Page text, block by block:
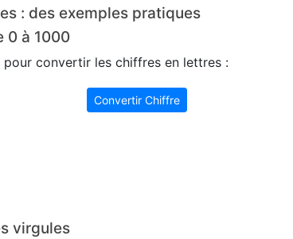
: des exemples pratiques
0 à 1000
convertir les chiffres en lettres :
Convertir Chiffre
virgules